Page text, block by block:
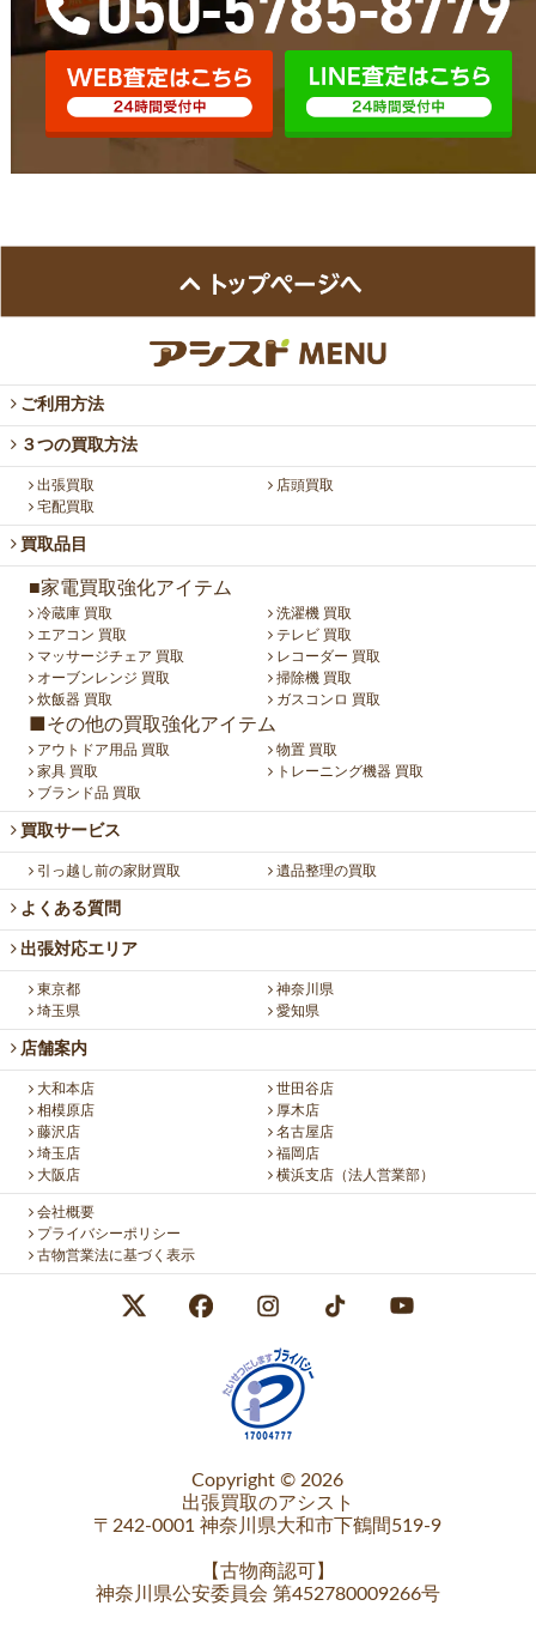
ご利用方法
３つの買取方法
出張買取
店頭買取
宅配買取
買取品目
■家電買取強化アイテム
冷蔵庫 買取
洗濯機 買取
エアコン 買取
テレビ 買取
マッサージチェア 買取
レコーダー 買取
オーブンレンジ 買取
掃除機 買取
炊飯器 買取
ガスコンロ 買取
■その他の買取強化アイテム
アウトドア用品 買取
物置 買取
家具 買取
トレーニング機器 買取
ブランド品 買取
買取サービス
引っ越し前の家財買取 遺品整理の買取
よくある質問
出張対応エリア
東京都
神奈川県
埼玉県
愛知県
店舗案内
大和本店
世田谷店
相模原店
厚木店
藤沢店
名古屋店
埼玉店
福岡店
大阪店
横浜支店（法人営業部）
会社概要
プライバシーポリシー
古物営業法に基づく表示
Copyright © 2026
出張買取のアシスト
〒242-0001 神奈川県大和市下鶴間519-9
【古物商認可
】
神奈川県公安委員会 第452780009266号